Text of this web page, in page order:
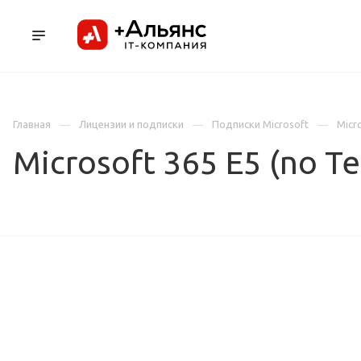
Главная
Лицензии и подписки Подписки Microsoft
Microsoft 365 E5 (no